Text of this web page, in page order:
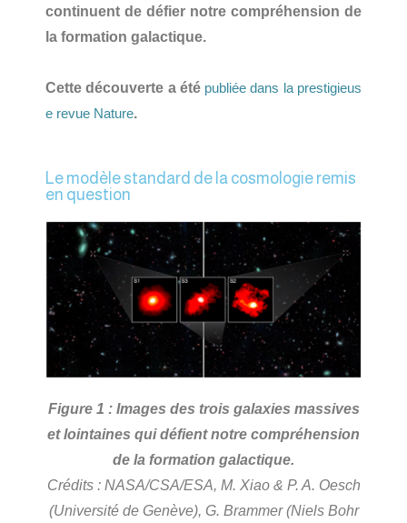
continuent de défier notre compréhension de
la formation galactique.
Cette découverte a été publiée dans la prestigieus
e revue Nature.
Le modèle standard de la cosmologie remis
en question
Figure 1 : Images des trois galaxies massives
et lointaines qui défient notre compréhension
de la formation galactique.
Crédits : NASA/CSA/ESA, M. Xiao & P. A. Oesch
(Université de Genève), G. Brammer (Niels Bohr